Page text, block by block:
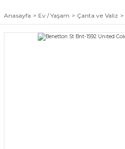
Anasayfa Ev / Yaşam Çanta ve Valiz